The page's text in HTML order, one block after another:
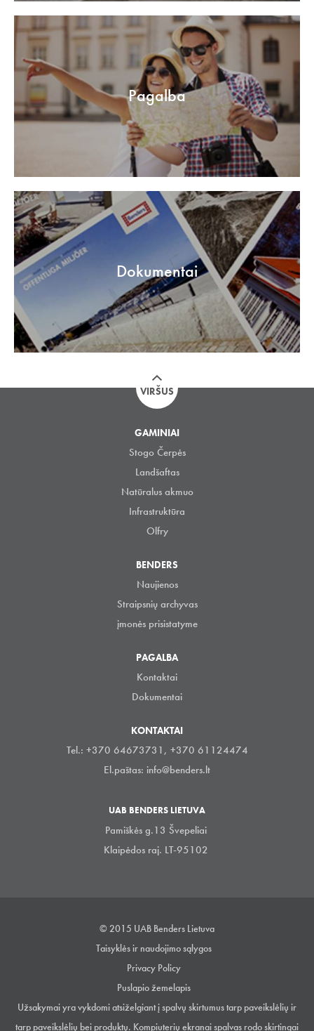
Pagalba
Dokumentai
VIRŠUS
GAMINIAI
Stogo Čerpės
Landšaftas
Natūralus akmuo
Infrastruktūra
Olfry
BENDERS
Naujienos
Straipsnių archyvas
įmonės prisistatyme
PAGALBA
Kontaktai
Dokumentai
KONTAKTAI
Tel.: +370 64673731, +370 61124474
El.paštas: info@benders.lt
UAB BENDERS LIETUVA
Pamiškės g.13 Švepeliai
Klaipėdos raj. LT-95102
© 2015 UAB Benders Lietuva
Taisyklės ir naudojimo sąlygos
Privacy Policy
Puslapio žemelapis
Užsakymai yra vykdomi atsiželgiant į spalvų skirtumus tarp paveikslėlių ir
tarp paveikslėlių bei produktų. Kompiuterių ekranai spalvas rodo skirtingai